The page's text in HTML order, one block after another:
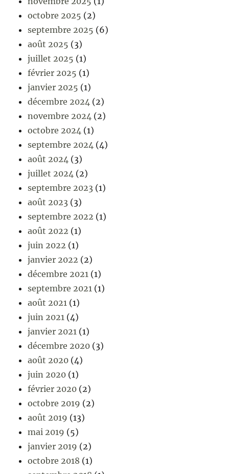
octobre 2025 (2)
septembre 2025 (6)
août 2025 (3)
juillet 2025 (1)
février 2025 (1)
janvier 2025 (1)
décembre 2024 (2)
novembre 2024 (2)
octobre 2024 (1)
septembre 2024 (4)
août 2024 (3)
juillet 2024 (2)
septembre 2023 (1)
août 2023 (3)
septembre 2022 (1)
août 2022 (1)
juin 2022 (1)
janvier 2022 (2)
décembre 2021 (1)
septembre 2021 (1)
août 2021 (1)
juin 2021 (4)
janvier 2021 (1)
décembre 2020 (3)
août 2020 (4)
juin 2020 (1)
février 2020 (2)
octobre 2019 (2)
août 2019 (13)
mai 2019 (5)
janvier 2019 (2)
octobre 2018 (1)